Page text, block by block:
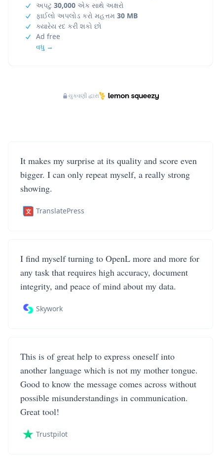
અપટુ 30,000 એક સાથે અક્ષરો
ફાઈલો અપલોડ કરો મહત્તમ 30 MB
ક્યારેય રદ કરી શકો છો
Ad free
વધુ →
ચુકવણી દ્વારા
It makes my surprise at its quality and score even
bigger. I can only repeat myself, a really strong
showing.
TranslatePress
I find myself turning to OpenL more and more for
any task that requires high accuracy, document
integrity, and peace of mind about my data.
Skywork
This is of great help to express oneself into
another language which is not my mother tongue.
Good to know the message comes across without
possible misunderstandings in communication.
Great tool!
Trustpilot